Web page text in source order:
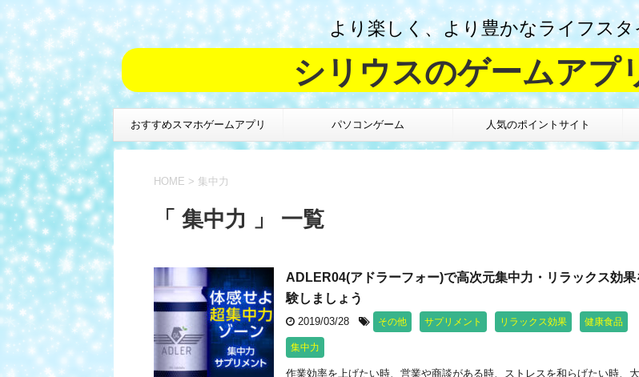
より楽しく、より豊かなライフス
シリウスのゲームアプ
おすすめスマホゲームアプリ パソコンゲーム 人気のポイントサイト
HOME > 集中力
「 集中力 」 一覧
ADLER04(アドラーフォー)で高次元集中力・リラックス効果
験しましょう
2019/03/28 その他 サプリメント リラックス効果 健康食品
集中力
作業効率を上げたい時、営業や商談がある時、ストレスを和らげたい時、